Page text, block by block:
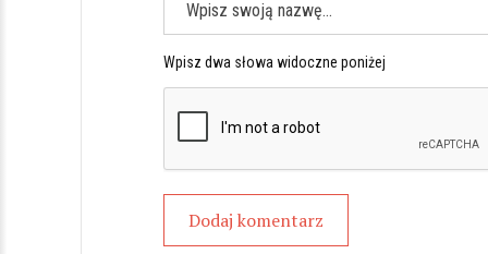
Wpisz dwa słowa widoczne poniżej